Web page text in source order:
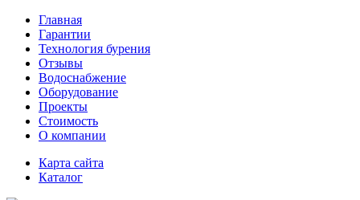
Главная
Гарантии
Технология бурения
Отзывы
Водоснабжение
Оборудование
Проекты
Стоимость
О компании
Карта сайта
Каталог